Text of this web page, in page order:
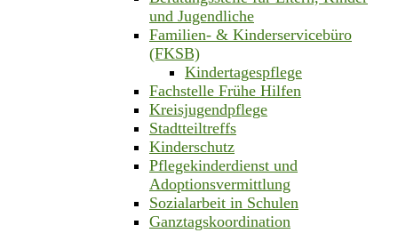
und Jugendliche
Familien- & Kinderservicebüro
(FKSB)
Kindertagespflege
Fachstelle Frühe Hilfen
Kreisjugendpflege
Stadtteiltreffs
Kinderschutz
Pflegekinderdienst und
Adoptionsvermittlung
Sozialarbeit in Schulen
Ganztagskoordination